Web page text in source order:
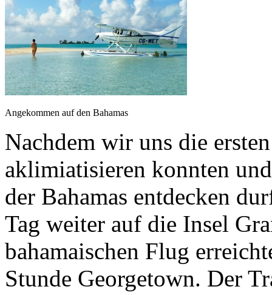
Angekommen auf den Bahamas
Nachdem wir uns die
aklimiatisieren konnten
der Bahamas entdecken
Tag weiter auf die Insel
bahamaischen Flug
Stunde Georgetown. Der